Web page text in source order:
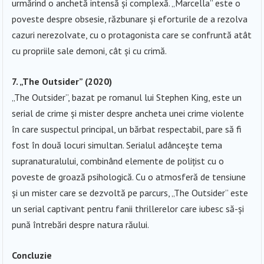
urmărind o anchetă intensă și complexă. „Marcella” este o
poveste despre obsesie, răzbunare și eforturile de a rezolva
cazuri nerezolvate, cu o protagonista care se confruntă atât
cu propriile sale demoni, cât și cu crimă.
7. „The Outsider” (2020)
„The Outsider”, bazat pe romanul lui Stephen King, este un
serial de crime și mister despre ancheta unei crime violente
în care suspectul principal, un bărbat respectabil, pare să fi
fost în două locuri simultan. Serialul adâncește tema
supranaturalului, combinând elemente de polițist cu o
poveste de groază psihologică. Cu o atmosferă de tensiune
și un mister care se dezvoltă pe parcurs, „The Outsider” este
un serial captivant pentru fanii thrillerelor care iubesc să-și
pună întrebări despre natura răului.
Concluzie